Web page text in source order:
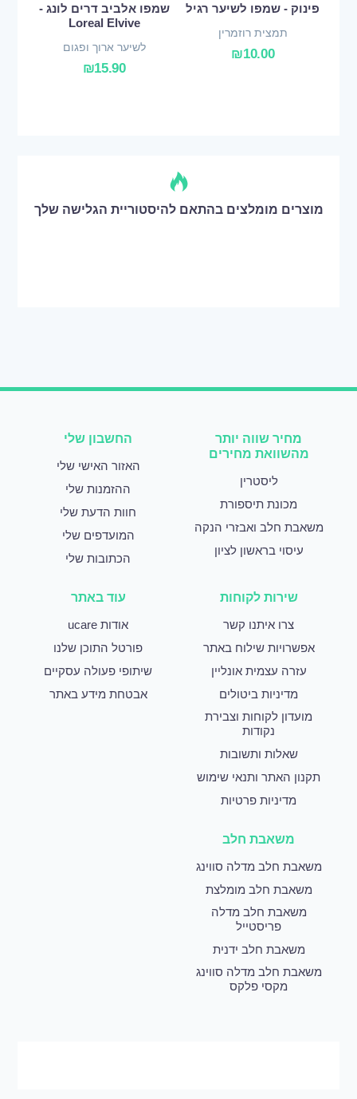
פינוק - שמפו לשיער רגיל
תמצית רוזמרין
₪10.00
שמפו אלביב דרים לונג -
Loreal Elvive
לשיער ארוך ופגום
₪15.90
מוצרים מומלצים בהתאם להיסטוריית הגלישה שלך
מחיר שווה יותר
מהשוואת מחירים
ליסטרין
מכונת תיספורת
משאבת חלב ואבזרי הנקה
עיסוי בראשון לציון
החשבון שלי
האזור האישי שלי
ההזמנות שלי
חוות הדעת שלי
המועדפים שלי
הכתובות שלי
שירות לקוחות
צרו איתנו קשר
אפשרויות שילוח באתר
עזרה עצמית אונליין
מדיניות ביטולים
מועדון לקוחות וצבירת
נקודות
שאלות ותשובות
תקנון האתר ותנאי שימוש
מדיניות פרטיות
עוד באתר
אודות ucare
פורטל התוכן שלנו
שיתופי פעולה עסקיים
אבטחת מידע באתר
משאבת חלב
משאבת חלב מדלה סווינג
משאבת חלב מומלצת
משאבת חלב מדלה
פריסטייל
משאבת חלב ידנית
משאבת חלב מדלה סווינג
מקסי פלקס